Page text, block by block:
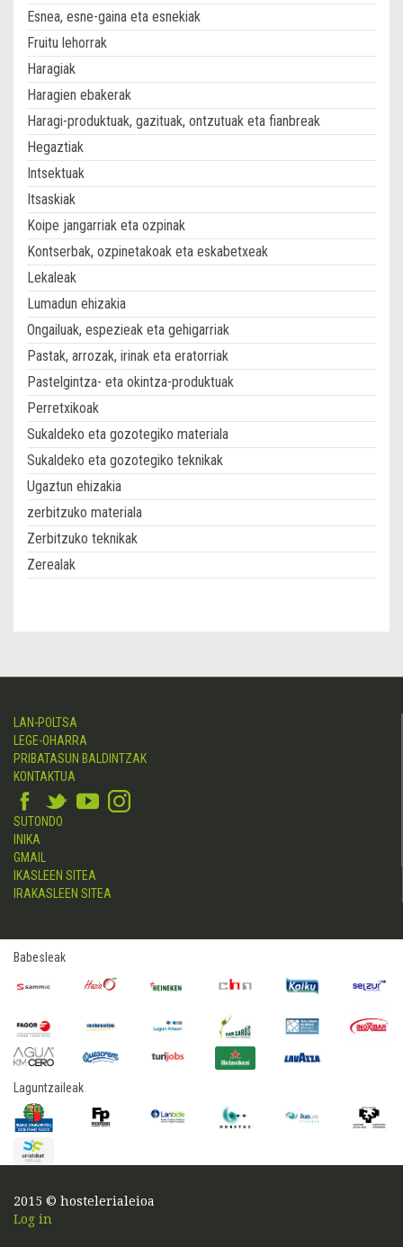
Esnea, esne-gaina eta esnekiak
Fruitu lehorrak
Haragiak
Haragien ebakerak
Haragi-produktuak, gazituak, ontzutuak eta fianbreak
Hegaztiak
Intsektuak
Itsaskiak
Koipe jangarriak eta ozpinak
Kontserbak, ozpinetakoak eta eskabetxeak
Lekaleak
Lumadun ehizakia
Ongailuak, espezieak eta gehigarriak
Pastak, arrozak, irinak eta eratorriak
Pastelgintza- eta okintza-produktuak
Perretxikoak
Sukaldeko eta gozotegiko materiala
Sukaldeko eta gozotegiko teknikak
Ugaztun ehizakia
zerbitzuko materiala
Zerbitzuko teknikak
Zerealak
LAN-POLTSA
LEGE-OHARRA
PRIBATASUN BALDINTZAK
KONTAKTUA
SUTONDO
INIKA
GMAIL
IKASLEEN SITEA
IRAKASLEEN SITEA
Babesleak
Laguntzaileak
2015 © hostelerialeioa
Log in